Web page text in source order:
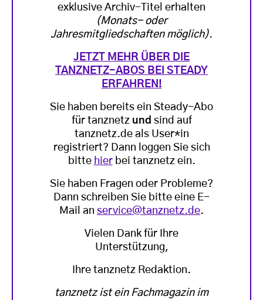
exklusive Archiv-Titel erhalten
(Monats- oder
Jahresmitgliedschaften möglich).
JETZT MEHR ÜBER DIE
TANZNETZ-ABOS BEI STEADY
ERFAHREN!
Sie haben bereits ein Steady-Abo
für tanznetz und sind auf
tanznetz.de als User*in
registriert? Dann loggen Sie sich
bitte hierbei tanznetz ein.
Sie haben Fragen oder Probleme?
Dann schreiben Sie bitte eine E-
Mail an service@tanznetz.de.
Vielen Dank für Ihre
Unterstützung,
Ihre tanznetz Redaktion.
tanznetz ist ein Fachmagazin im